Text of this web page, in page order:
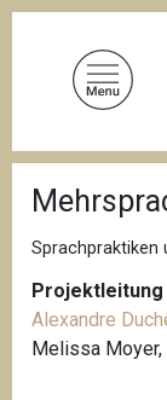
D
f
a
n
a
v
i
g
Sprachpraktiken
Projektleitung
Alexandre
Melissa